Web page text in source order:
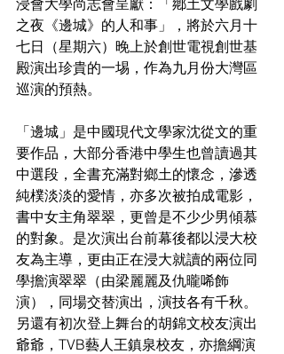
浸會大學尚志會呈獻：「鄕土文學戲劇
之夜《邊城》的人和事」，將於六月十
七日（星期六）晚上於創世電視創世基
殿演出珍貴的一埸，作為九月份大灣區
巡演的預熱。
「邊城」是中國現代文學家沈從文的重
要作品，大部分香港中學生也曾讀過其
中選段，全書充滿對鄉土的懷念，滲透
純樸淡淡的愛情，亦多次被拍成電影，
書中女主角翠翠，更曾是不少少男傾慕
的對象。是次演出台前幕後都以浸大校
友為主導，更由正在浸大就讀的兩位同
學擔演翠翠（由梁麗麗及仇曨唏飾
演），同場交替演出，演技各有千秋。
另還有初次登上舞台的胡錦文校友演出
爺爺，TVB藝人王鎮泉校友，亦擔綱演